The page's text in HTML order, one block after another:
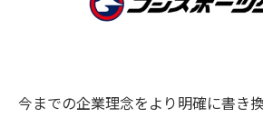
今までの企業理念をより明確に書き